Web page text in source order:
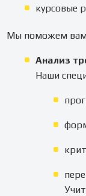
курсовые
Мы поможем вам
Анализ
Наши